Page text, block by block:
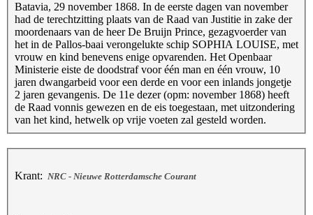
Batavia, 29 november 1868. In de eerste dagen van november
had de terechtzitting plaats van de Raad van Justitie in zake der
moordenaars van de heer De Bruijn Prince, gezagvoerder van
het in de Pallos-baai verongelukte schip SOPHIA LOUISE, met
vrouw en kind benevens enige opvarenden. Het Openbaar
Ministerie eiste de doodstraf voor één man en één vrouw, 10
jaren dwangarbeid voor een derde en voor een inlands jongetje
2 jaren gevangenis. De 11e dezer (opm: november 1868) heeft
de Raad vonnis gewezen en de eis toegestaan, met uitzondering
van het kind, hetwelk op vrije voeten zal gesteld worden.
Krant: NRC - Nieuwe Rotterdamsche Courant